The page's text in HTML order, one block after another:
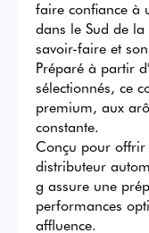
faire confiance à
dans le Sud de
savoir-faire et
Préparé à partir
sélectionnés, ce
premium, aux
constante.
Conçu pour
distributeur
g assure une
performances
affluence.